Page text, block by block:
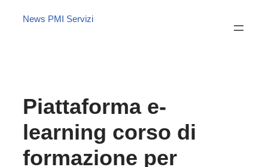
News PMI Servizi
Piattaforma e-
learning corso di
formazione per